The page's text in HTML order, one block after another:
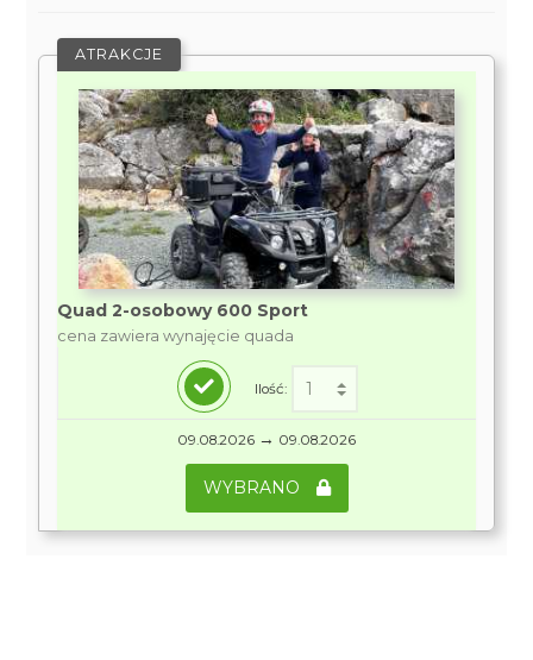
ATRAKCJE
Quad 2-osobowy 600 Sport
cena zawiera wynajęcie quada
Ilość:
09.08.2026 → 09.08.2026
WYBRANO